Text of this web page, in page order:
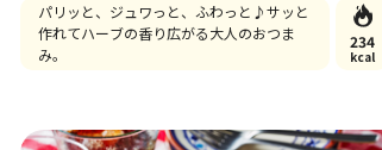
パリッと、ジュワっと、ふわっと♪サッと
作れてハーブの香り広がる大人のおつま
み。
234
kcal